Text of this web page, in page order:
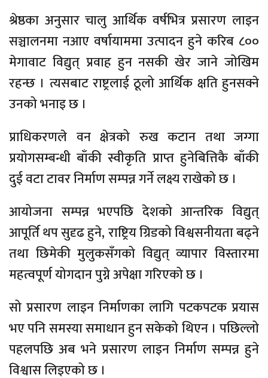
श्रेष्ठका अनुसार चालु आर्थिक वर्षभित्र प्रसारण लाइन
सञ्चालनमा नआए वर्षायाममा उत्पादन हुने करिब ८००
मेगावाट विद्युत् प्रवाह हुन नसकी खेर जाने जोखिम
रहन्छ । त्यसबाट राष्ट्रलाई ठूलो आर्थिक क्षति हुनसक्ने
उनको भनाइ छ ।
प्राधिकरणले वन क्षेत्रको रुख कटान तथा जग्गा
प्रयोगसम्बन्धी बाँकी स्वीकृति प्राप्त हुनेबित्तिकै बाँकी
दुई वटा टावर निर्माण सम्पन्न गर्ने लक्ष्य राखेको छ ।
आयोजना सम्पन्न भएपछि देशको आन्तरिक विद्युत्
आपूर्ति थप सुदृढ हुने, राष्ट्रिय ग्रिडको विश्वसनीयता बढ्ने
तथा छिमेकी मुलुकसँगको विद्युत् व्यापार विस्तारमा
महत्वपूर्ण योगदान पुग्ने अपेक्षा गरिएको छ ।
सो प्रसारण लाइन निर्माणका लागि पटकपटक प्रयास
भए पनि समस्या समाधान हुन सकेको थिएन । पछिल्लो
पहलपछि अब भने प्रसारण लाइन निर्माण सम्पन्न हुने
विश्वास लिइएको छ ।